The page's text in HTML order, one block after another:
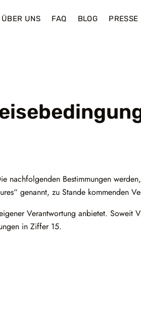
ÜBER UNS FAQ BLOG PRESSE
nachfolgenden Bestimmungen
genannt, zu Stande kommenden
Verantwortung anbietet. Soweit
in Ziffer 15.